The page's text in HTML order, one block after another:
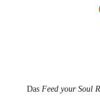
Das Feed your Soul